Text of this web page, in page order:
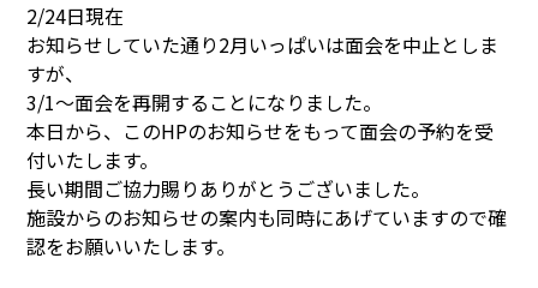
2/24日現在
お知らせしていた通り2月いっぱいは面会を中止としま
すが、
3/1～面会を再開することになりました。
本日から、このHPのお知らせをもって面会の予約を受
付いたします。
長い期間ご協力賜りありがとうございました。
施設からのお知らせの案内も同時にあげていますので確
認をお願いいたします。